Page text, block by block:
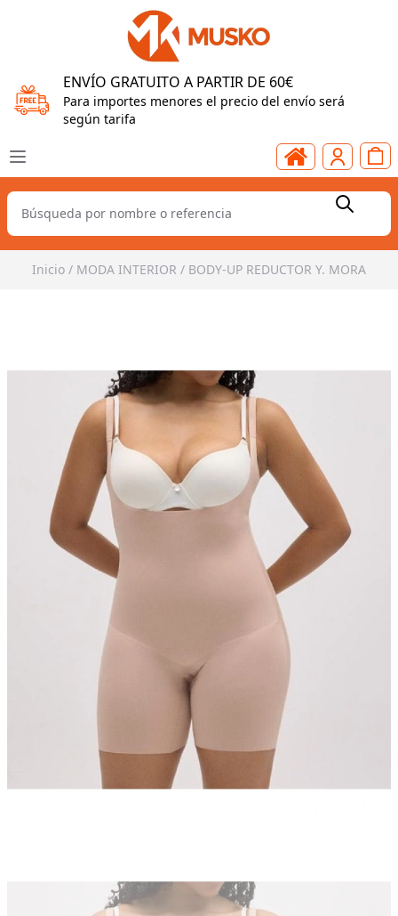
ENVÍO GRATUITO A PARTIR DE 60€
Para importes menores el precio del envío será
según tarifa
Inicio / MODA INTERIOR / BODY-UP REDUCTOR Y. MORA